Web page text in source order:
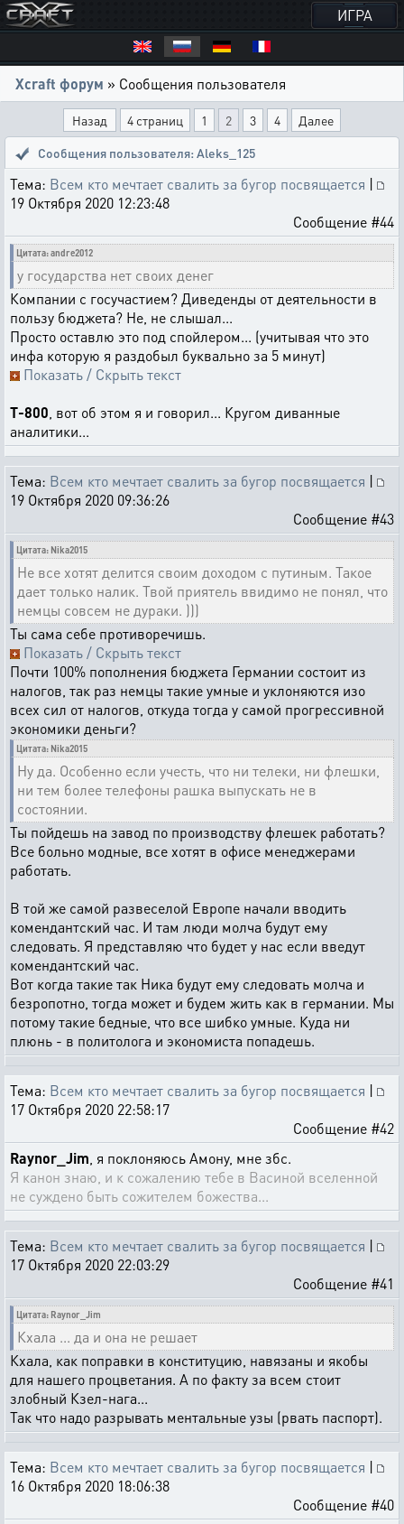
ИГРА
Xcraft форум » Сообщения пользователя
Назад 4 страниц 1 2 3 4
Далее
Сообщения пользователя: Aleks_125
Тема: Всем кто мечтает свалить за бугор посвящается |
19 Октября 2020 12:23:48
Сообщение #44
Цитата: andre2012
у государства нет своих денег
Компании с госучастием? Диведенды от деятельности в
пользу бюджета? Не, не слышал...
Просто оставлю это под спойлером... (учитывая что это
инфа которую я раздобыл буквально за 5 минут)
Показать / Скрыть текст
T-800 , вот об этом я и говорил... Кругом диванные
аналитики...
Тема: Всем кто мечтает свалить за бугор посвящается |
19 Октября 2020 09:36:26
Сообщение #43
Цитата: Nika2015
Не все хотят делится своим доходом с путиным. Такое
дает только налик. Твой приятель ввидимо не понял, что
немцы совсем не дураки. )))
Ты сама себе противоречишь.
Показать / Скрыть текст
Почти 100% пополнения бюджета Германии состоит из
налогов, так раз немцы такие умные и уклоняются изо
всех сил от налогов, откуда тогда у самой прогрессивной
экономики деньги?
Цитата: Nika2015
Ну да. Особенно если учесть, что ни телеки, ни флешки,
ни тем более телефоны рашка выпускать не в
состоянии.
Ты пойдешь на завод по производству флешек работать?
Все больно модные, все хотят в офисе менеджерами
работать.
В той же самой развеселой Европе начали вводить
комендантский час. И там люди молча будут ему
следовать. Я представляю что будет у нас если введут
комендантский час.
Вот когда такие так Ника будут ему следовать молча и
безропотно, тогда может и будем жить как в германии. Мы
потому такие бедные, что все шибко умные. Куда ни
плюнь - в политолога и экономиста попадешь.
Тема: Всем кто мечтает свалить за бугор посвящается |
17 Октября 2020 22:58:17
Сообщение #42
Raynor_Jim , я поклоняюсь Амону, мне збс.
Я канон знаю, и к сожалению тебе в Васиной вселенной
не суждено быть сожителем божества...
Тема: Всем кто мечтает свалить за бугор посвящается |
17 Октября 2020 22:03:29
Сообщение #41
Цитата: Raynor_Jim
Кхала ... да и она не решает
Кхала, как поправки в конституцию, навязаны и якобы
для нашего процветания. А по факту за всем стоит
злобный Кзел-нага...
Так что надо разрывать ментальные узы (рвать паспорт).
Тема: Всем кто мечтает свалить за бугор посвящается |
16 Октября 2020 18:06:38
Сообщение #40